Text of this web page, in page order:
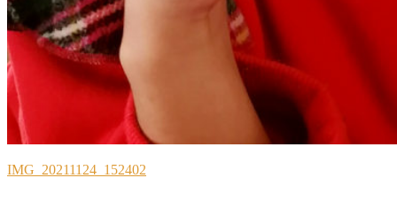
IMG_20211124_152402